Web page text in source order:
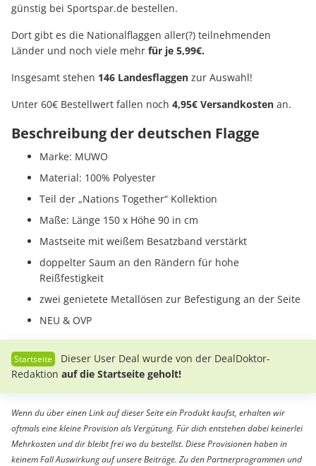
günstig bei Sportspar.de bestellen.
Dort gibt es die Nationalflaggen aller(?) teilnehmenden
Länder und noch viele mehr für je 5,99€.
Insgesamt stehen 146 Landesflaggen zur Auswahl!
Unter 60€ Bestellwert fallen noch 4,95€ Versandkosten an.
Beschreibung der deutschen Flagge
Marke: MUWO
Material: 100% Polyester
Teil der „Nations Together“ Kollektion
Maße: Länge 150 x Höhe 90 in cm
Mastseite mit weißem Besatzband verstärkt
doppelter Saum an den Rändern für hohe
Reißfestigkeit
zwei genietete Metallösen zur Befestigung an der Seite
NEU & OVP
Dieser User Deal wurde von der DealDoktor-
Redaktion auf die Startseite geholt!
Wenn du über einen Link auf dieser Seite ein Produkt kaufst, erhalten wir
oftmals eine kleine Provision als Vergütung. Für dich entstehen dabei keinerlei
Mehrkosten und dir bleibt frei wo du bestellst. Diese Provisionen haben in
keinem Fall Auswirkung auf unsere Beiträge. Zu den Partnerprogrammen und